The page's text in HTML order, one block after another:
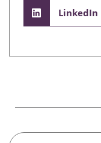
LinkedIn